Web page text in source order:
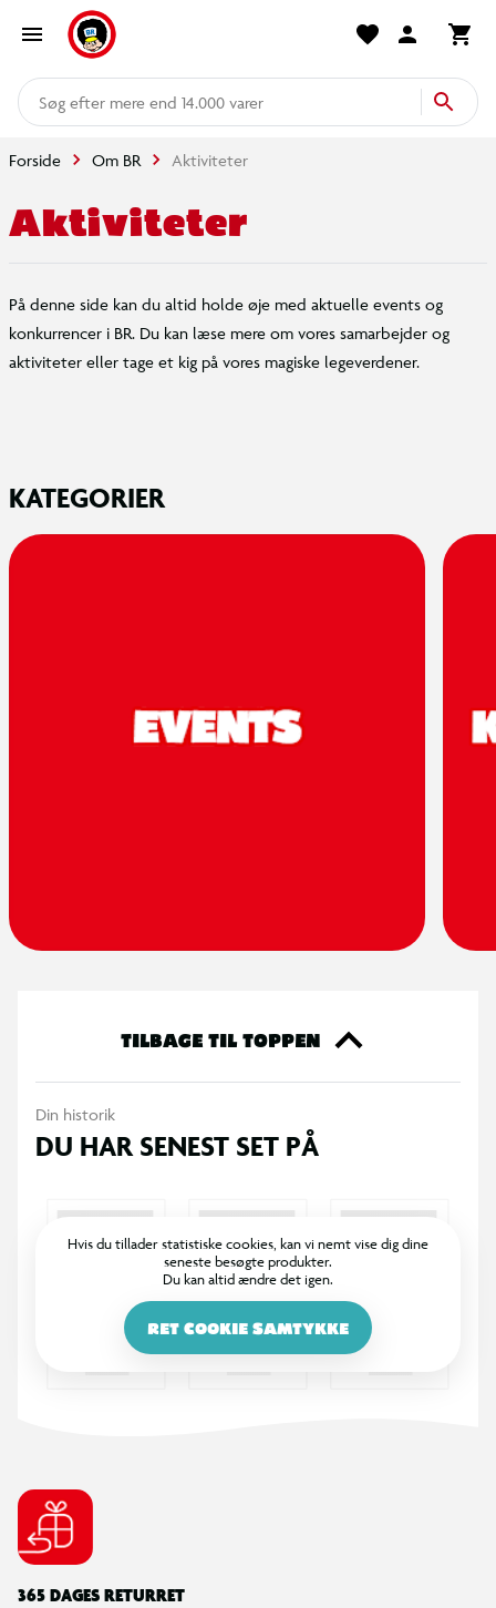
mere end 14.000 varer
Forside Om BR Aktiviteter
Aktiviteter
På denne side kan du altid holde øje med aktuelle events og
konkurrencer i BR. Du kan læse mere om vores samarbejder og
aktiviteter eller tage et kig på vores magiske legeverdener.
KATEGORIER
TILBAGE TIL TOPPEN
Din historik
DU HAR SENEST SET PÅ
Hvis du tillader statistiske cookies, kan vi nemt vise dig dine
seneste besøgte produkter.
Du kan altid ændre det igen.
RET COOKIE SAMTYKKE
365 DAGES RETURRET